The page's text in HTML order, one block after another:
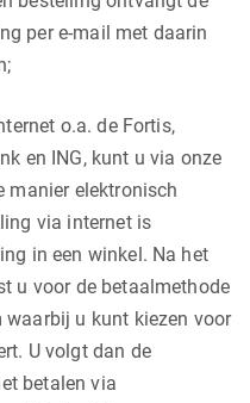
per e-mail met daarin
o.a. de Fortis,
en ING, kunt u via onze
manier elektronisch
via internet is
in een winkel. Na het
u voor de betaalmethode
waarbij u kunt kiezen voor
U volgt dan de
betalen via